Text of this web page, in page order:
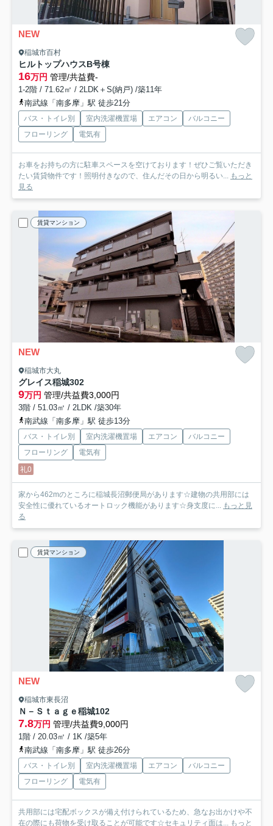
NEW
稲城市百村
ヒルトップハウスB号棟
16万円 管理/共益費-
1-2階 / 71.62㎡ / 2LDK＋S(納戸) /築11年
南武線「南多摩」駅 徒歩21分
バス・トイレ別 室内洗濯機置場 エアコン
バルコニー
フローリング
電気有
お車をお持ちの方に駐車スペースを空けております！ぜひご覧いただき
たい賃貸物件です！照明付きなので、住んだその日から明るい... もっと
見る
賃貸マンション
NEW
稲城市大丸
グレイス稲城302
9万円 管理/共益費3,000円
3階 / 51.03㎡ / 2LDK /築30年
南武線「南多摩」駅 徒歩13分
バス・トイレ別 室内洗濯機置場 エアコン
バルコニー
フローリング
電気有
礼0
家から462mのところに稲城長沼郵便局があります☆建物の共用部には
安全性に優れているオートロック機能があります☆身支度に...
もっと見
る
賃貸マンション
NEW
稲城市東長沼
Ｎ－Ｓｔａｇｅ稲城102
7.8万円 管理/共益費9,000円
1階 / 20.03㎡ / 1K /築5年
南武線「南多摩」駅 徒歩26分
バス・トイレ別 室内洗濯機置場 エアコン
バルコニー
フローリング
電気有
共用部には宅配ボックスが備え付けられているため、急なお出かけや不
在の際にも荷物を受け取ることが可能です☆セキュリティ面は...
もっと